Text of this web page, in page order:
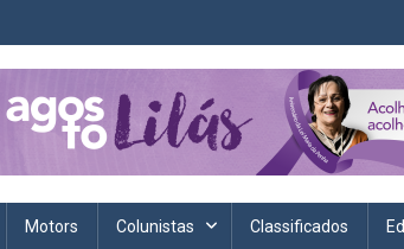
saúde, economia, esportes e cotidiano.
Motors Colunistas Classificados